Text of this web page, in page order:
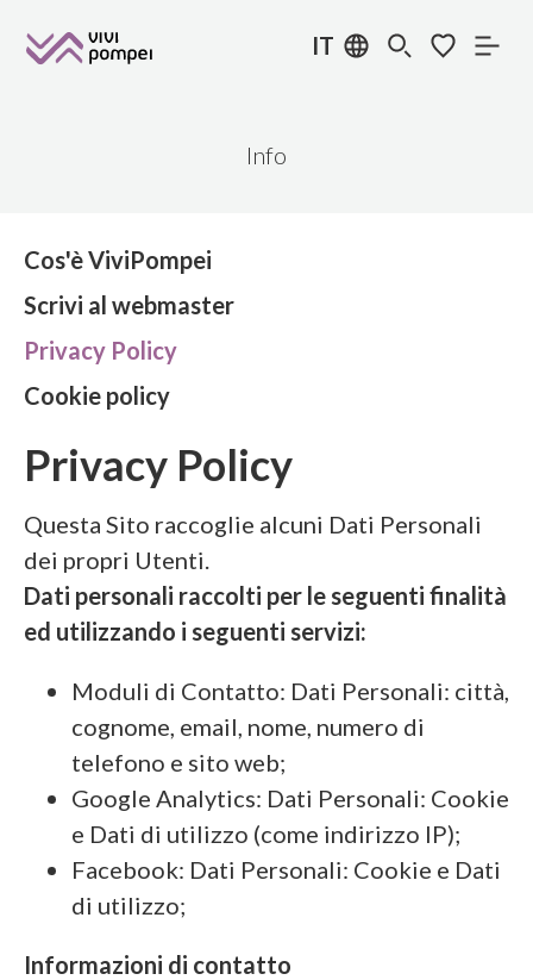
IT
Info
Cos'è ViviPompei
Scrivi al webmaster
Privacy Policy
Cookie policy
Privacy Policy
Questa Sito raccoglie alcuni Dati Personali
dei propri Utenti.
Dati personali raccolti per le seguenti finalità
ed utilizzando i seguenti servizi:
Moduli di Contatto: Dati Personali: città,
cognome, email, nome, numero di
telefono e sito web;
Google Analytics: Dati Personali: Cookie
e Dati di utilizzo (come indirizzo IP);
Facebook: Dati Personali: Cookie e Dati
di utilizzo;
Informazioni di contatto